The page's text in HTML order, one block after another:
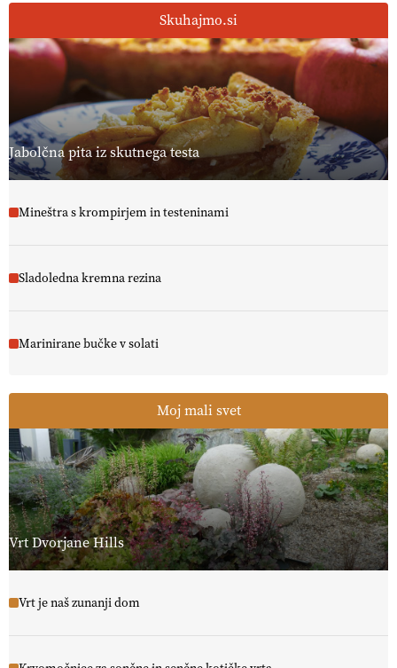
Skuhajmo.si
Jabolčna pita iz skutnega testa
Mineštra s krompirjem in testeninami
Sladoledna kremna rezina
Marinirane bučke v solati
Moj mali svet
Vrt Dvorjane Hills
Vrt je naš zunanji dom